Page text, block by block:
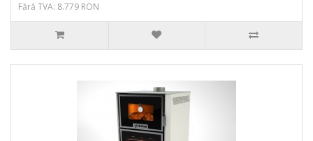
Fără TVA: 8.779 RON